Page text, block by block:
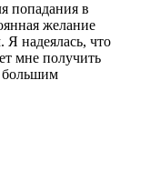
попадания в
желание
Я надеялась, что
мне получить
большим